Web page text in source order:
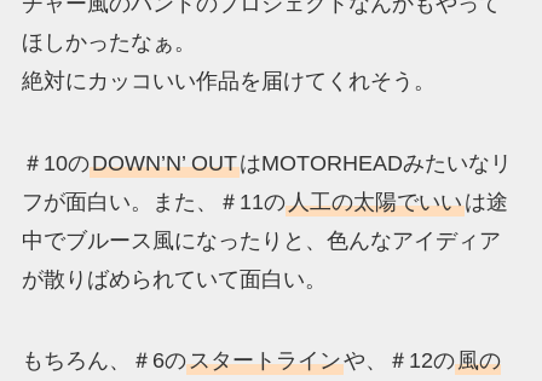
ほしかったなぁ。
絶対にカッコいい作品を届けてくれそう。
＃10のDOWN’N’ OUTはMOTORHEADみたいなリ
フが面白い。また、＃11の人工の太陽でいいは途
中でブルース風になったりと、色んなアイディア
が散りばめられていて面白い。
もちろん、＃6のスタートラインや、＃12の風の